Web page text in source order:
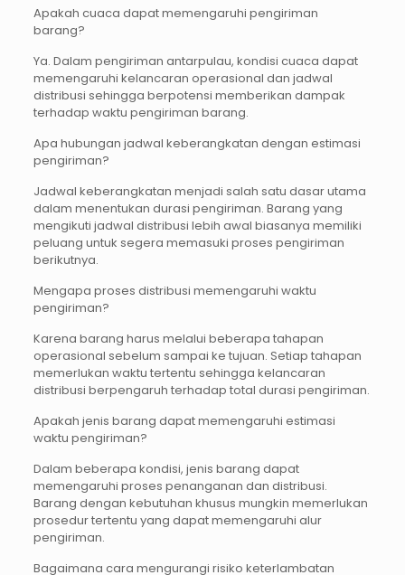
Apakah cuaca dapat memengaruhi pengiriman
barang?
Ya. Dalam pengiriman antarpulau, kondisi cuaca dapat
memengaruhi kelancaran operasional dan jadwal
distribusi sehingga berpotensi memberikan dampak
terhadap waktu pengiriman barang.
Apa hubungan jadwal keberangkatan dengan estimasi
pengiriman?
Jadwal keberangkatan menjadi salah satu dasar utama
dalam menentukan durasi pengiriman. Barang yang
mengikuti jadwal distribusi lebih awal biasanya memiliki
peluang untuk segera memasuki proses pengiriman
berikutnya.
Mengapa proses distribusi memengaruhi waktu
pengiriman?
Karena barang harus melalui beberapa tahapan
operasional sebelum sampai ke tujuan. Setiap tahapan
memerlukan waktu tertentu sehingga kelancaran
distribusi berpengaruh terhadap total durasi pengiriman.
Apakah jenis barang dapat memengaruhi estimasi
waktu pengiriman?
Dalam beberapa kondisi, jenis barang dapat
memengaruhi proses penanganan dan distribusi.
Barang dengan kebutuhan khusus mungkin memerlukan
prosedur tertentu yang dapat memengaruhi alur
pengiriman.
Bagaimana cara mengurangi risiko keterlambatan